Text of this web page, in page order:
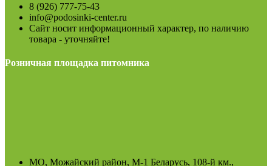
8 (926) 777-75-43
info@podosinki-center.ru
Сайт носит информационный характер, по наличию
товара - уточняйте!
Розничная площадка питомника
МО, Можайский район, М-1 Беларусь, 108-й км.,